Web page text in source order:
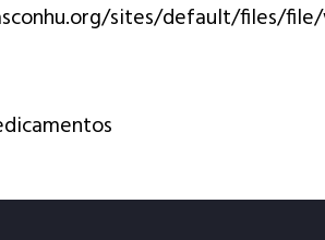
sites/default/files/